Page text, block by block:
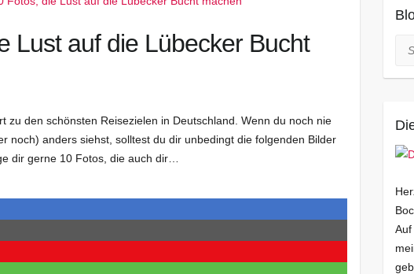
Lust auf die Lübecker Bucht
zu den schönsten Reisezielen in Deutschland. Wenn du noch nie
noch) anders siehst, solltest du dir unbedingt die folgenden Bilder
dir gerne 10 Fotos, die auch dir…